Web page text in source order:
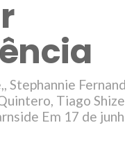
Stephannie
Tiago
Em 17 de